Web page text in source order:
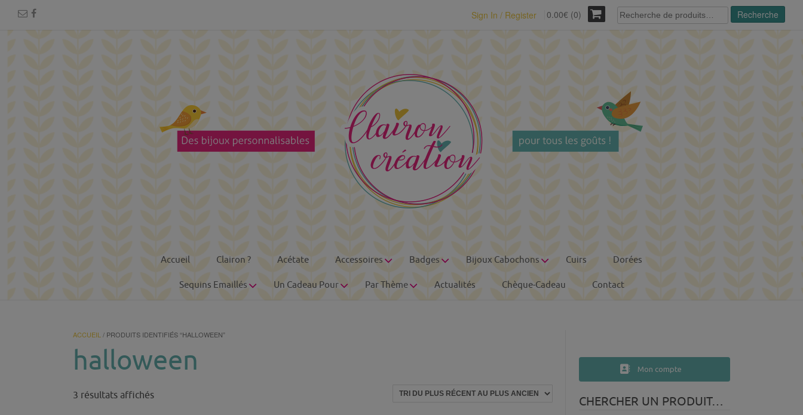
Sign In / Register 0.00€ (0)
Recherche
pour :
Recherche
Accueil Clairon ? Acétate Accessoires Badges Bijoux Cabochons Cuirs Dorées
Sequins Emaillés Un Cadeau Pour Par Thème Actualités Chèque-Cadeau Contact
ACCUEIL / PRODUITS IDENTIFIÉS “HALLOWEEN”
halloween
3 résultats affichésTrié
Mon compte
CHERCHER UN PRODUIT…